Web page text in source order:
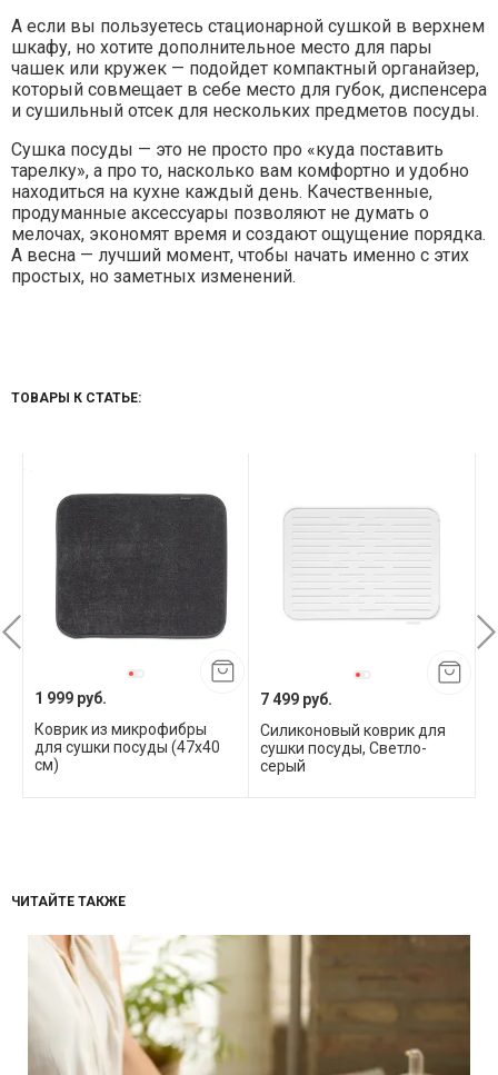
А если вы пользуетесь стационарной сушкой в верхнем
шкафу, но хотите дополнительное место для пары
чашек или кружек — подойдет компактный органайзер,
который совмещает в себе место для губок, диспенсера
и сушильный отсек для нескольких предметов посуды.
Сушка посуды — это не просто про «куда поставить
тарелку», а про то, насколько вам комфортно и удобно
находиться на кухне каждый день. Качественные,
продуманные аксессуары позволяют не думать о
мелочах, экономят время и создают ощущение порядка.
А весна — лучший момент, чтобы начать именно с этих
простых, но заметных изменений.
ТОВАРЫ К СТАТЬЕ:
1 999 руб.
Коврик из микрофибры
для сушки посуды (47x40
см)
7 499 руб.
Силиконовый коврик для
сушки посуды, Светло-
серый
ЧИТАЙТЕ ТАКЖЕ